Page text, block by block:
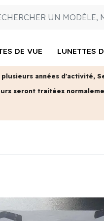
DE VUE LUNETTES
plusieurs années d'activité,
seront traitées